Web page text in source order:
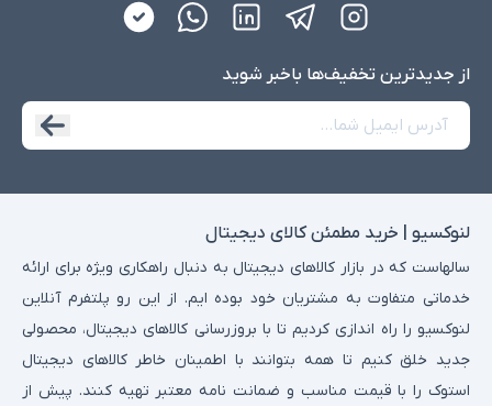
از جدید‌ترین تخفیف‌ها با‌خبر شوید
لنوکسیو | خرید مطمئن کالای دیجیتال
سالهاست که در بازار کالاهای دیجیتال به دنبال راهکاری ویژه برای ارائه
خدماتی متفاوت به مشتریان خود بوده ایم. از این رو پلتفرم آنلاین
لنوکسیو را راه اندازی کردیم تا با بروزرسانی کالاهای دیجیتال، محصولی
جدید خلق کنیم تا همه بتوانند با اطمینان خاطر کالاهای دیجیتال
استوک را با قیمت مناسب و ضمانت نامه معتبر تهیه کنند. پیش از